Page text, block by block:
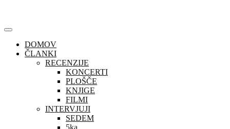
content
DOMOV
ČLANKI
RECENZIJE
KONCERTI
PLOŠČE
KNJIGE
FILMI
INTERVJUJI
SEDEM
5ka